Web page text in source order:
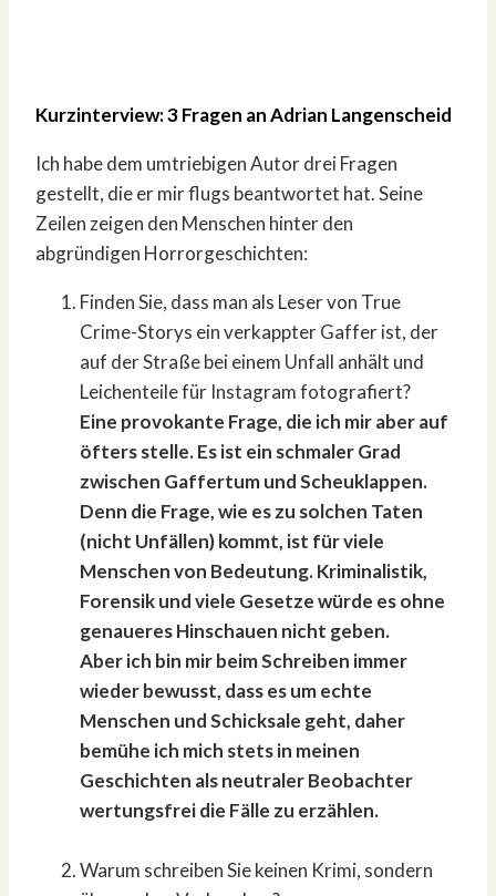
Kurzinterview: 3 Fragen an Adrian Langenscheid
Ich habe dem umtriebigen Autor drei Fragen
gestellt, die er mir flugs beantwortet hat. Seine
Zeilen zeigen den Menschen hinter den
abgründigen Horrorgeschichten:
Finden Sie, dass man als Leser von True
Crime-Storys ein verkappter Gaffer ist, der
auf der Straße bei einem Unfall anhält und
Leichenteile für Instagram fotografiert?
Eine provokante Frage, die ich mir aber auf
öfters stelle. Es ist ein schmaler Grad
zwischen Gaffertum und Scheuklappen.
Denn die Frage, wie es zu solchen Taten
(nicht Unfällen) kommt, ist für viele
Menschen von Bedeutung. Kriminalistik,
Forensik und viele Gesetze würde es ohne
genaueres Hinschauen nicht geben.
Aber ich bin mir beim Schreiben immer
wieder bewusst, dass es um echte
Menschen und Schicksale geht, daher
bemühe ich mich stets in meinen
Geschichten als neutraler Beobachter
wertungsfrei die Fälle zu erzählen.
Warum schreiben Sie keinen Krimi, sondern